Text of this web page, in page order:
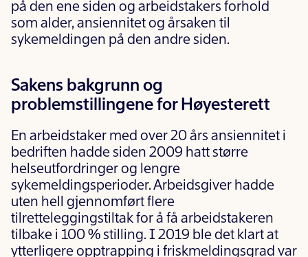
på den ene siden og arbeidstakers forhold
som alder, ansiennitet og årsaken til
sykemeldingen på den andre siden.
Sakens bakgrunn og
problemstillingene for Høyesterett
En arbeidstaker med over 20 års ansiennitet i
bedriften hadde siden 2009 hatt større
helseutfordringer og lengre
sykemeldingsperioder. Arbeidsgiver hadde
uten hell gjennomført flere
tilretteleggingstiltak for å få arbeidstakeren
tilbake i 100 % stilling. I 2019 ble det klart at
ytterligere opptrapping i friskmeldingsgrad var